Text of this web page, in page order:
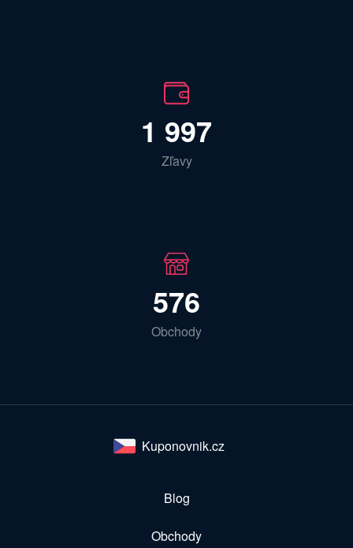
1 997
Zľavy
576
Obchody
Kuponovnik.cz
Blog
Obchody